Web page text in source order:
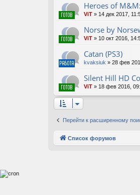
Heroes of
ViT » 14 дек 2017,
Norse by
ViT » 10 окт 2016,
Catan (PS3)
kvaksiuk » 28 фев
Silent Hill HD
ViT » 18 фев 2016,
Перейти к расширенному
Список форумов